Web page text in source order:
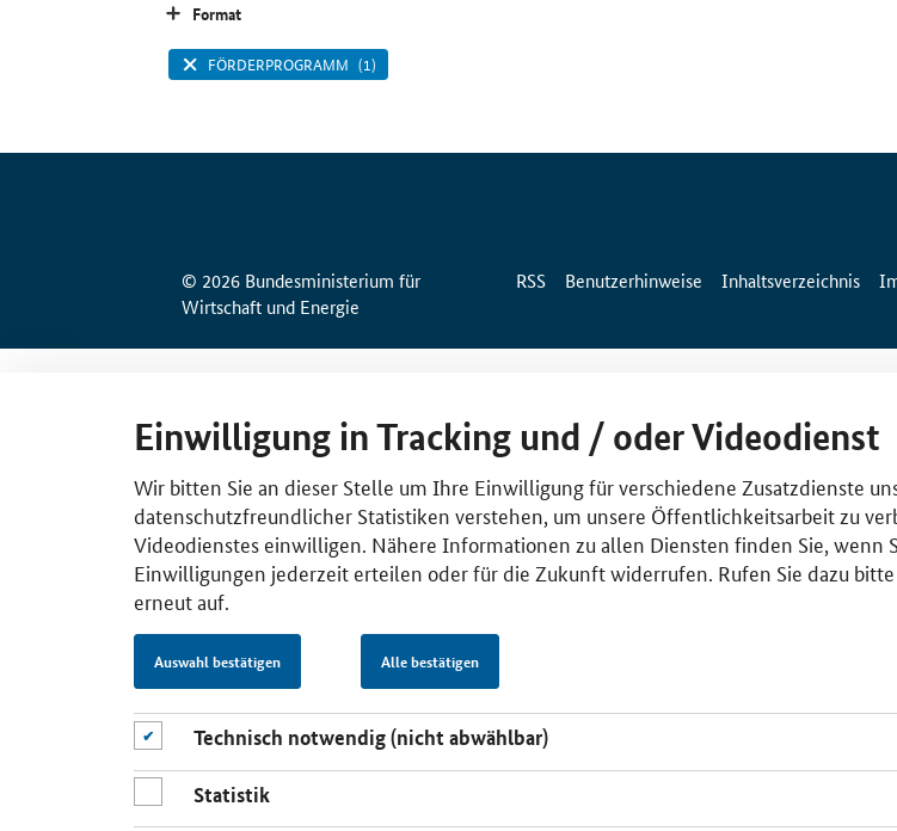
Format
FÖRDERPROGRAMM (1)
© 2026 Bundesministerium für
Wirtschaft und Energie
RSS Benutzerhinweise Inhaltsverzeichnis
Einwilligung in Tracking und / oder Videodienst
Wir bitten Sie an dieser Stelle um Ihre Einwilligung für verschiedene Zusatzdienste
datenschutzfreundlicher Statistiken verstehen, um unsere Öffentlichkeitsarbeit zu
Videodienstes einwilligen. Nähere Informationen zu allen Diensten finden Sie, wenn
Einwilligungen jederzeit erteilen oder für die Zukunft widerrufen. Rufen Sie dazu
erneut auf.
Auswahl bestätigen Alle bestätigen
Technisch notwendig (nicht abwählbar)
Statistik